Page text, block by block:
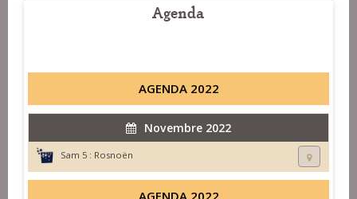
Agenda
AGENDA 2022
Novembre 2022
Sam 5 : Rosnoën